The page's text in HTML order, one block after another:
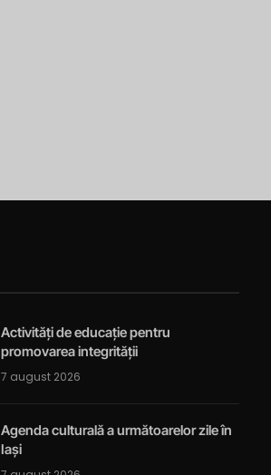
Activități de educație pentru
promovarea integrității
7 august 2026
Agenda culturală a următoarelor zile în
Iași